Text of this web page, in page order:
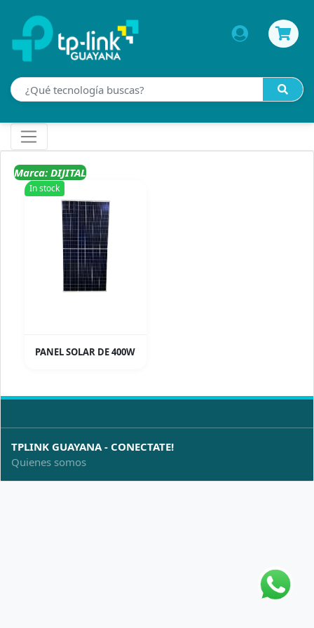
Marca: DIJITAL
In stock
PANEL SOLAR DE 400W
TPLINK GUAYANA - CONECTATE!
Quienes somos